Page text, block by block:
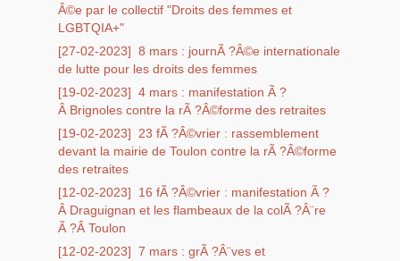
Â©e par le collectif "Droits des femmes et
LGBTQIA+"
[27-02-2023] 8 mars : journÃ ?Â©e internationale
de lutte pour les droits des femmes
[19-02-2023] 4 mars : manifestation Ã ?
Â Brignoles contre la rÃ ?Â©forme des retraites
[19-02-2023]
23 fÃ ?Â©vrier : rassemblement
devant la mairie de Toulon contre la rÃ ?Â©forme
des retraites
[12-02-2023]
16 fÃ ?Â©vrier : manifestation Ã ?
Â Draguignan et les flambeaux de la colÃ ?Â¨re
Ã ?Â Toulon
[12-02-2023] 7 mars : grÃ ?Â¨ves et